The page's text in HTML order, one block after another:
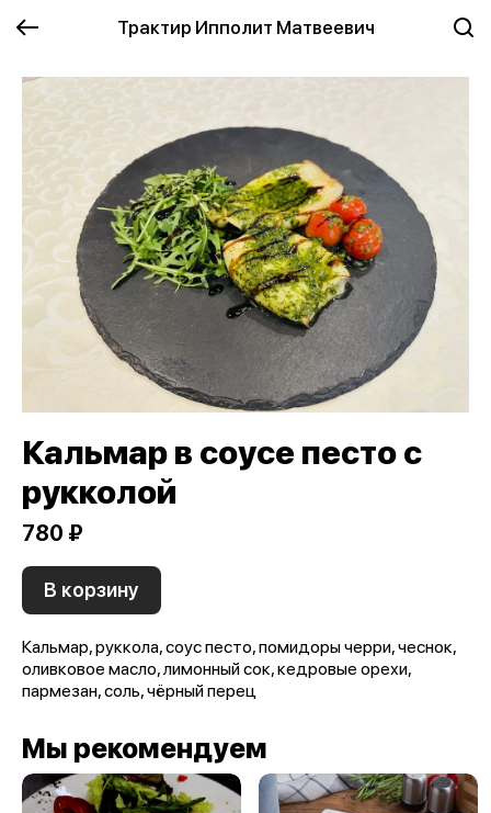
Трактир Ипполит Матвеевич
Кальмар в соусе песто с
рукколой
780 ₽
В корзину
Кальмар, руккола, соус песто, помидоры черри, чеснок,
оливковое масло, лимонный сок, кедровые орехи,
пармезан, соль, чёрный перец
Мы рекомендуем